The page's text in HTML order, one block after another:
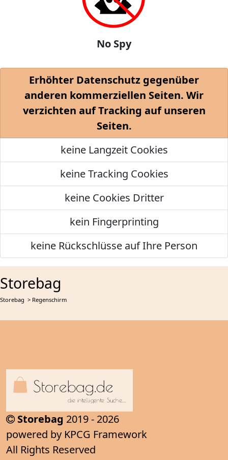
No Spy
Erhöhter Datenschutz gegenüber
anderen kommerziellen Seiten. Wir
verzichten auf Tracking auf unseren
Seiten.
keine Langzeit Cookies
keine Tracking Cookies
keine Cookies Dritter
kein Fingerprinting
keine Rückschlüsse auf Ihre Person
Storebag
Storebag > Regenschirm
Storebag 2019 - 2026
powered by KPCG Framework
All Rights Reserved